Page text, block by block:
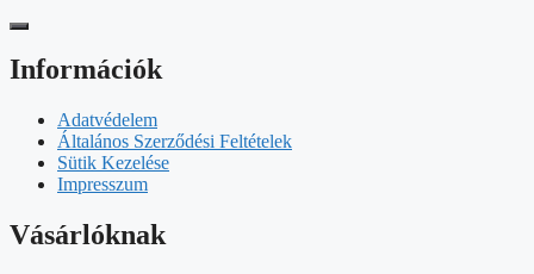
Információk
Adatvédelem
Általános Szerződési Feltételek
Sütik Kezelése
Impresszum
Vásárlóknak